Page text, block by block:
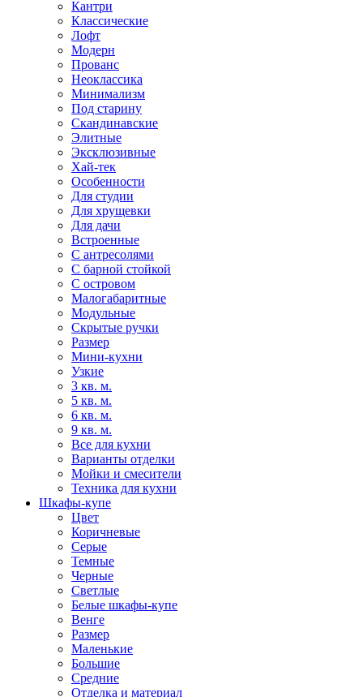
Кантри
Классические
Лофт
Модерн
Прованс
Неоклассика
Минимализм
Под старину
Скандинавские
Элитные
Эксклюзивные
Хай-тек
Особенности
Для студии
Для хрущевки
Для дачи
Встроенные
С антресолями
С барной стойкой
С островом
Малогабаритные
Модульные
Скрытые ручки
Размер
Мини-кухни
Узкие
3 кв. м.
5 кв. м.
6 кв. м.
9 кв. м.
Все для кухни
Варианты отделки
Мойки и смесители
Техника для кухни
Шкафы-купе
Цвет
Коричневые
Серые
Темные
Черные
Светлые
Белые шкафы-купе
Венге
Размер
Маленькие
Большие
Средние
Отделка и материал